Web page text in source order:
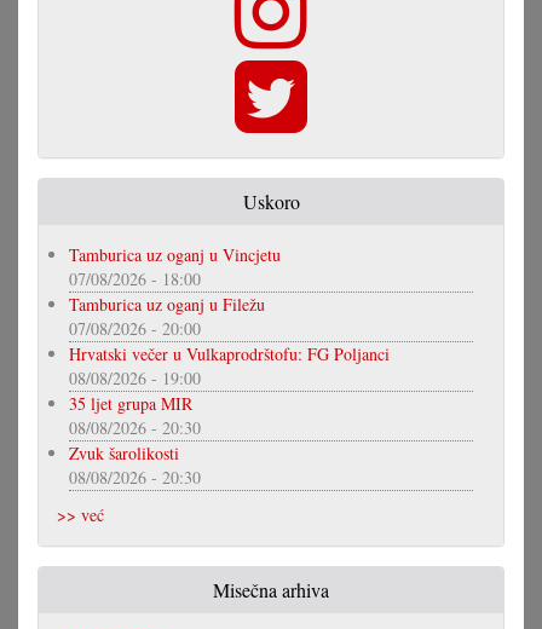
Uskoro
Tamburica uz oganj u Vincjetu
07/08/2026 - 18:00
Tamburica uz oganj u Filežu
07/08/2026 - 20:00
Hrvatski večer u Vulkaprodrštofu: FG Poljanci
08/08/2026 - 19:00
35 ljet grupa MIR
08/08/2026 - 20:30
Zvuk šarolikosti
08/08/2026 - 20:30
>> već
Misečna arhiva